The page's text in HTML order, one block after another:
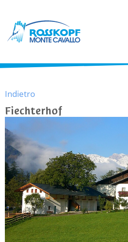
Indietro
Fiechterhof